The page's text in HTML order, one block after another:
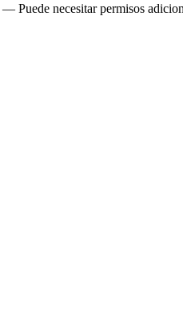
— Puede necesitar permisos